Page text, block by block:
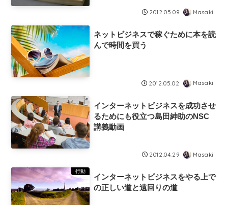
2012.05.09 Masaki
ネットビジネスで稼ぐために本を読
んで時間を買う
2012.05.02 Masaki
インターネットビジネスを成功させ
るためにも役立つ島田紳助のNSC
講義動画
2012.04.29 Masaki
行動
インターネットビジネスをやる上で
の正しい道と遠回りの道